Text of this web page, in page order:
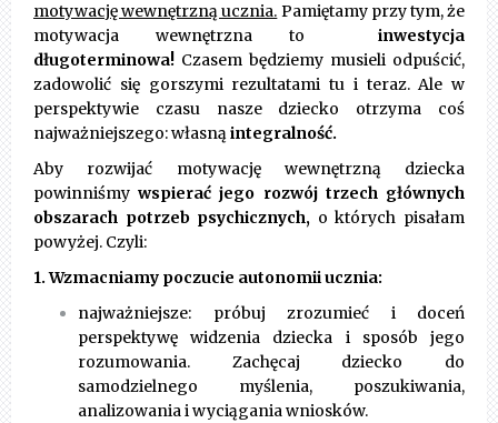
motywację wewnętrzną ucznia. Pamiętamy przy tym, że
motywacja wewnętrzna to inwestycja
długoterminowa! Czasem będziemy musieli odpuścić,
zadowolić się gorszymi rezultatami tu i teraz. Ale w
perspektywie czasu nasze dziecko otrzyma coś
najważniejszego: własnąintegralność.
Aby rozwijać motywację wewnętrzną dziecka
powinniśmy wspierać jego rozwój trzech głównych
obszarach potrzeb psychicznych, o których pisałam
powyżej. Czyli:
1. Wzmacniamy poczucie autonomii ucznia:
najważniejsze: próbuj zrozumieć i doceń
perspektywę widzenia dziecka i sposób jego
rozumowania. Zachęcaj dziecko do
samodzielnego myślenia, poszukiwania,
analizowania i wyciągania wniosków.